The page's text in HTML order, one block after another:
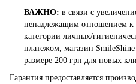
ВАЖНО: в связи с
ненадлежащим отношением к
категории личных/
платежом, магазин
размере 200 грн для новых
Гарантия предоставляется